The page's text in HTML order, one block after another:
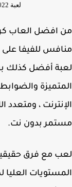
لعبة eFootball PES 2022 صورة من داخل اللعبة
للفيفا على
أفضل كذلك
والضوابط،
، ومتعدد
بدون نت.
مع فرق حقيقية
العليا